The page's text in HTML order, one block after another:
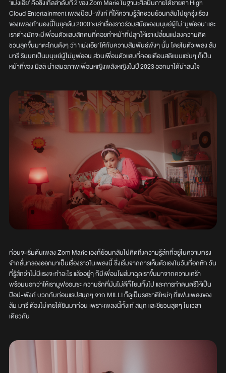
‘แม่งเอ๊ย’ คือซิงเกิลลำดับที่ 2 ของ Zom Marie ในฐานะศิลปินภายใต้ชายคา High
Cloud Entertainment เพลงป๊อป-พังก์ ที่ให้ความรู้สึกชวนย้อนกลับไปยุครุ่งเรือง
ของเพลงทำนองนี้ในยุคต้น 2000’s เล่าเรื่องราวร่วมสมัยของมนุษย์ผู้ไม่ ‘มูฟออน’ และ
เราต่างมักจะมีเพื่อนตัวแสบสักคนที่คอยทำหน้าที่ปลุกให้เราเปลี่ยนแปลงความคิด
ชวนลุกขึ้นมาตะโกนดังๆ ว่า ‘แม่งเอ๊ย’ ให้กับความสัมพันธ์พังๆ นั้น โดยในตัวเพลง ส้ม
มารี รับบทเป็นมนุษย์ผู้ไม่มูฟออน ส่วนเพื่อนตัวแสบที่คอยเตือนสติแบบแซ่บๆ ก็เป็น
หน้าที่ของ มิลลิ นำเสนอภาพเพื่อนหญิงพลังหญิงในปี 2023 ออกมาได้น่าสนใจ
ก่อนจะเริ่มต้นเพลง Zom Marie เองก็ย้อนกลับไปคิดถึงความรู้สึกที่อยู่ในความทรง
จำกลั่นกรองออกมาเป็นเรื่องราวในเพลงนี้ ซึ่งเริ่มจากการเห็นตัวเองในวันที่อกหัก วัน
ที่รู้สึกว่าไม่มีแรงจะทำอะไร แล้วอยู่ๆ ก็มีเพื่อนโผล่มาฉุดเราขึ้นมาจากความเศร้า
พร้อมบอกว่าให้เรามูฟออนซะ ความรักที่มันไม่ดีก็โยนทิ้งไป และการทำดนตรีให้เป็น
ป๊อป-พังก์ บวกกับท่อนแรปสนุกๆ จาก MILLI ก็ดูเป็นรสชาติใหม่ๆ ที่แฟนเพลงของ
ส้ม มารี ต้องไม่เคยได้ยินมาก่อน เพราะเพลงนี้ทั้งเท่ สนุก และยียวนสุดๆ ในเวลา
เดียวกัน